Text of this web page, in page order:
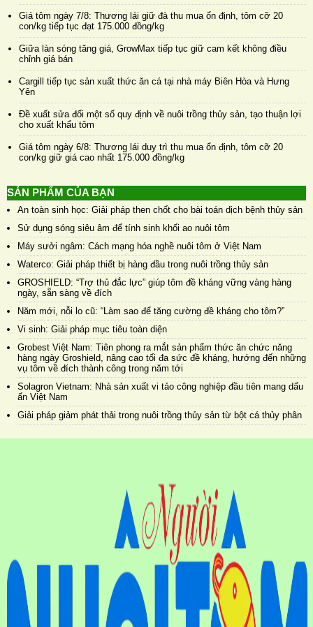
Giá tôm ngày 7/8: Thương lái giữ đà thu mua ổn định, tôm cỡ 20
con/kg tiếp tục đạt 175.000 đồng/kg
Giữa làn sóng tăng giá, GrowMax tiếp tục giữ cam kết không điều
chỉnh giá bán
Cargill tiếp tục sản xuất thức ăn cá tại nhà máy Biên Hòa và Hưng
Yên
Đề xuất sửa đổi một số quy định về nuôi trồng thủy sản, tạo thuận lợi
cho xuất khẩu tôm
Giá tôm ngày 6/8: Thương lái duy trì thu mua ổn định, tôm cỡ 20
con/kg giữ giá cao nhất 175.000 đồng/kg
SẢN PHẨM CỦA BẠN
An toàn sinh học: Giải pháp then chốt cho bài toán dịch bệnh thủy sản
Sử dụng sóng siêu âm để tính sinh khối ao nuôi tôm
Máy sưởi ngâm: Cách mạng hóa nghề nuôi tôm ở Việt Nam
Waterco: Giải pháp thiết bị hàng đầu trong nuôi trồng thủy sản
GROSHIELD: “Trợ thủ đắc lực” giúp tôm đề kháng vững vàng hàng
ngày, sẵn sàng về đích
Năm mới, nỗi lo cũ: “Làm sao để tăng cường đề kháng cho tôm?”
Vi sinh: Giải pháp mục tiêu toàn diện
Grobest Việt Nam: Tiên phong ra mắt sản phẩm thức ăn chức năng
hàng ngày Groshield, nâng cao tối đa sức đề kháng, hướng đến những
vụ tôm về đích thành công trong năm tới
Solagron Vietnam: Nhà sản xuất vi tảo công nghiệp đầu tiên mang dấu
ấn Việt Nam
Giải pháp giảm phát thải trong nuôi trồng thủy sản từ bột cá thủy phân